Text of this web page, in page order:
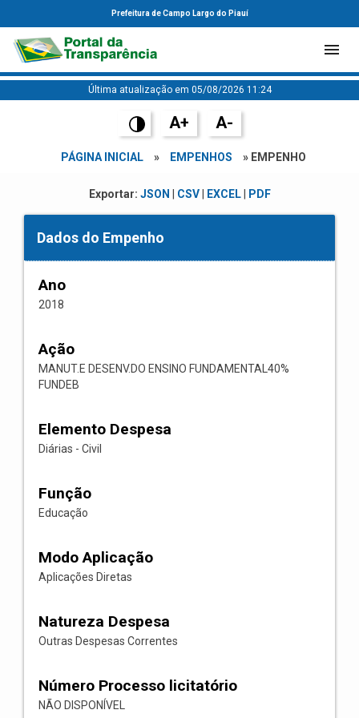
Prefeitura de Campo Largo do Piauí
Última atualização em 05/08/2026 11:24
A+ A-
PÁGINA INICIAL » EMPENHOS » EMPENHO
Exportar: JSON CSV| EXCEL| PDF
Dados do Empenho
Ano
2018
Ação
MANUT.E DESENV.DO ENSINO FUNDAMENTAL40%
FUNDEB
Elemento Despesa
Diárias - Civil
Função
Educação
Modo Aplicação
Aplicações Diretas
Natureza Despesa
Outras Despesas Correntes
Número Processo licitatório
NÃO DISPONÍVEL